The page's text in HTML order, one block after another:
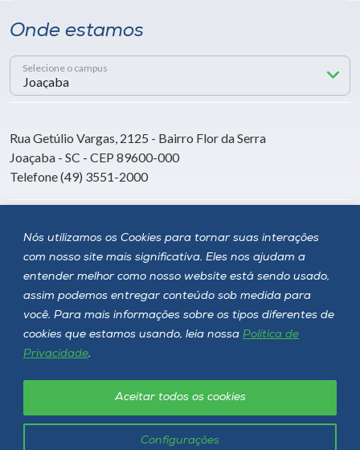
Nós utilizamos os Cookies para tornar suas interações
com nosso site mais significativa. Eles nos ajudam a
entender melhor como nosso website está sendo usado,
assim podemos entregar conteúdo sob medida para
você. Para mais informações sobre os tipos diferentes de
cookies que estamos usando, leia nossa Política de
Privacidade.
Configurações
Aceitar todos os cookies
Onde estamos
Selecione o campus
Rua Getúlio Vargas, 2125 - Bairro Flor da Serra
Joaçaba - SC - CEP 89600-000
Telefone (49) 3551-2000
Siga a Unoesc
Unoesc © 2026 - Todos os direitos reservados
Política de privacidade LGPD